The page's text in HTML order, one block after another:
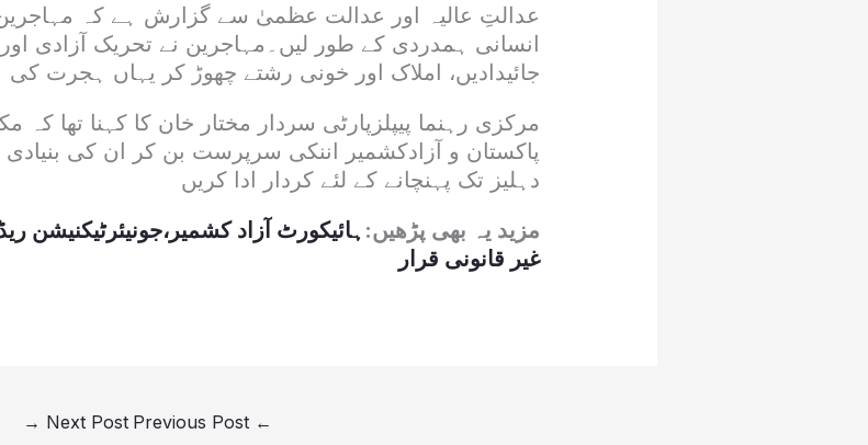
عدالتِ عالیہ اور عدالت عظمیٰ سے گزارش ہے کہ
انسانی ہمدردی کے طور لیں۔مہاجرین نے تحریک آزادی اور
جائیدادیں، املاک اور خونی رشتے چھوڑ کر یہاں ہجرت کی
مرکزی رہنما پیپلزپارٹی سردار مختار خان کا کہنا تھا
پاکستان و آزادکشمیر اننکی سرپرست بن کر ان کی
دہلیز تک پہنچانے کے لئے کردار ادا کریں
مزید یہ بھی پڑھیں: ہائیکورٹ آزاد کشمیر،جونیئرٹیکنیشن
غیر قانونی قرار
←
Next Post
→